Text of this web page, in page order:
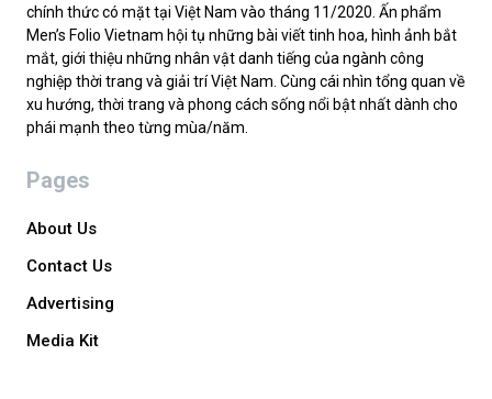
chính thức có mặt tại Việt Nam vào tháng 11/2020. Ấn phẩm
Men’s Folio Vietnam hội tụ những bài viết tinh hoa, hình ảnh bắt
mắt, giới thiệu những nhân vật danh tiếng của ngành công
nghiệp thời trang và giải trí Việt Nam. Cùng cái nhìn tổng quan về
xu hướng, thời trang và phong cách sống nổi bật nhất dành cho
phái mạnh theo từng mùa/năm.
Pages
About Us
Contact Us
Advertising
Media Kit